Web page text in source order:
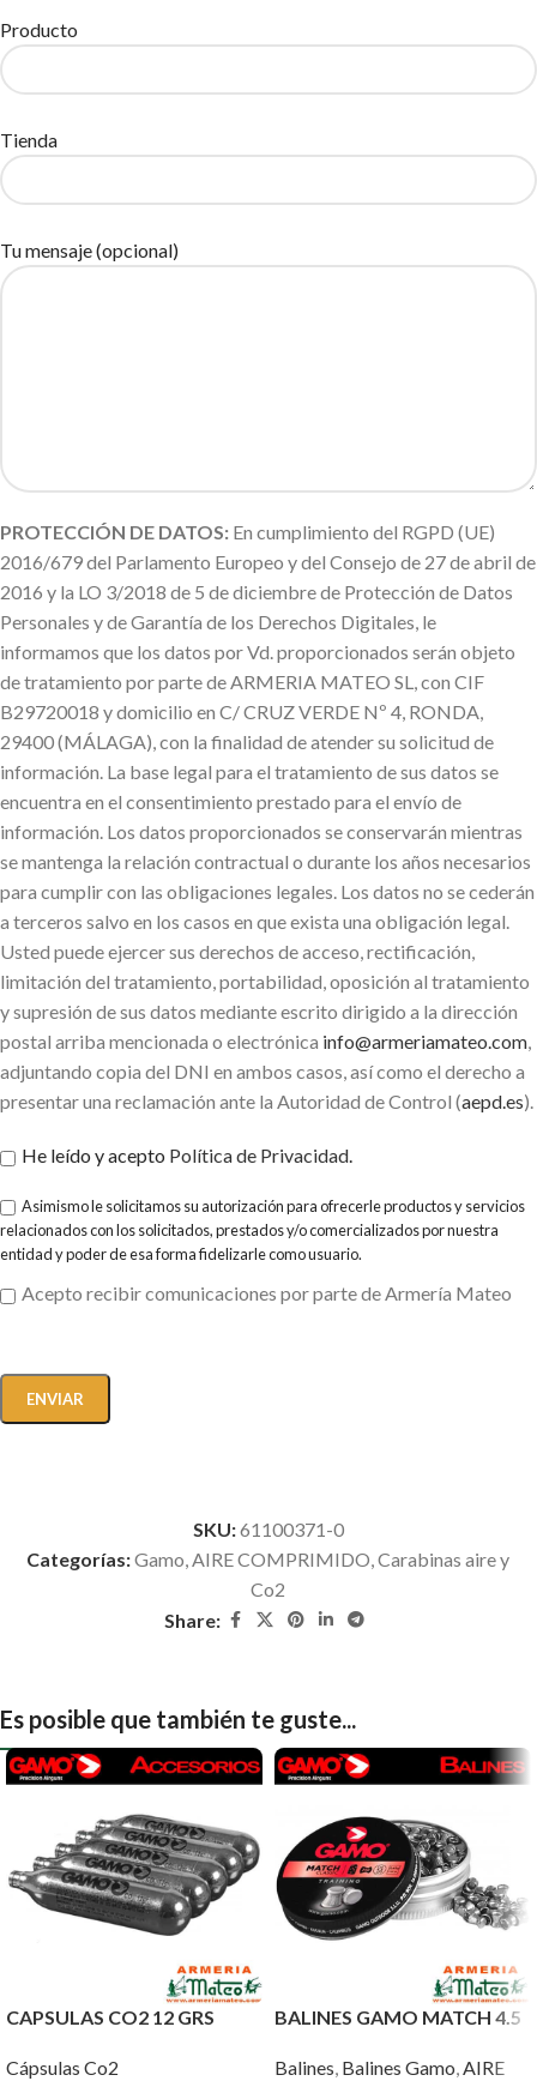
Producto
Tienda
Tu mensaje (opcional)
PROTECCIÓN DE DATOS: En cumplimiento del RGPD (UE)
2016/679 del Parlamento Europeo y del Consejo de 27 de abril de
2016 y la LO 3/2018 de 5 de diciembre de Protección de Datos
Personales y de Garantía de los Derechos Digitales, le
informamos que los datos por Vd. proporcionados serán objeto
de tratamiento por parte de ARMERIA MATEO SL, con CIF
B29720018 y domicilio en C/ CRUZ VERDE Nº 4, RONDA,
29400 (MÁLAGA), con la finalidad de atender su solicitud de
información. La base legal para el tratamiento de sus datos se
encuentra en el consentimiento prestado para el envío de
información. Los datos proporcionados se conservarán mientras
se mantenga la relación contractual o durante los años necesarios
para cumplir con las obligaciones legales. Los datos no se cederán
a terceros salvo en los casos en que exista una obligación legal.
Usted puede ejercer sus derechos de acceso, rectificación,
limitación del tratamiento, portabilidad, oposición al tratamiento
y supresión de sus datos mediante escrito dirigido a la dirección
postal arriba mencionada o electrónica info@armeriamateo.com,
adjuntando copia del DNI en ambos casos, así como el derecho a
presentar una reclamación ante la Autoridad de Control (aepd.es).
He leído y acepto Política de Privacidad.
Asimismo le solicitamos su autorización para ofrecerle productos y servicios
relacionados con los solicitados, prestados y/o comercializados por nuestra
entidad y poder de esa forma fidelizarle como usuario.
Acepto recibir comunicaciones por parte de Armería Mateo
SKU:61100371-0
Categorías:Gamo,AIRE COMPRIMIDO,Carabinas aire y
Co2
Share:
Es posible que también te guste...
CAPSULAS CO2 12 GRS
Cápsulas Co2
BALINES GAMO MATCH 4.5
Balines, Balines Gamo,AIRE